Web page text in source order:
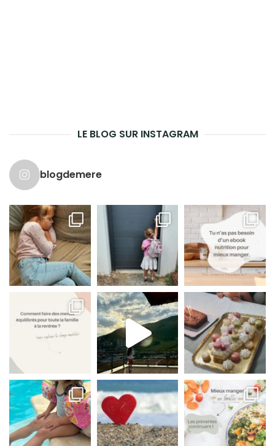
LE BLOG SUR INSTAGRAM
blogdemere